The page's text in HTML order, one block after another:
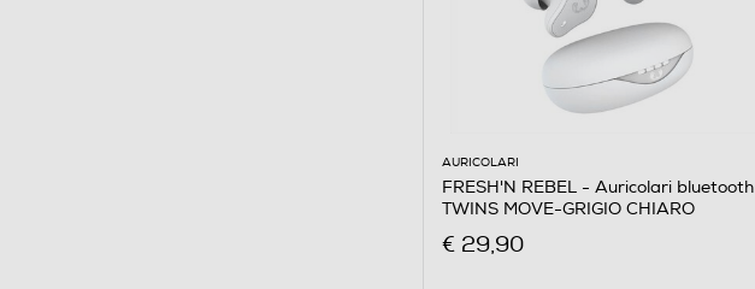
AURICOLARI
FRESH'N REBEL - Auricolari bluetooth
TWINS MOVE-GRIGIO CHIARO
€ 29,90